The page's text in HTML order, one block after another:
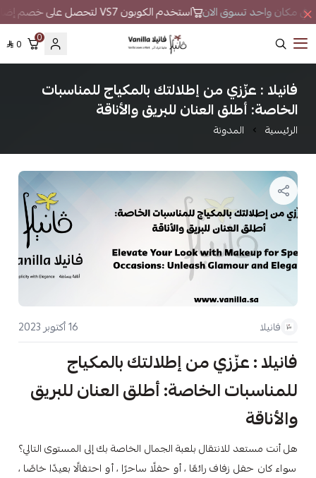
في مكان واحد تسوق الان استخدم الكوبون VS7 لتحصل على خصم إضافي
فانيلا
0
0
فانيلا : عزّزي من إطلالتك بالمكياج للمناسبات
الخاصة: أطلق العنان للبريق والأناقة
الرئيسية المدونة
فانيلا 16 أكتوبر 2023
فانيلا : عزّزي من إطلالتك بالمكياج
للمناسبات الخاصة: أطلق العنان للبريق
والأناقة
هل أنت مستعد للانتقال بلعبة الجمال الخاصة بك إلى المستوى التالي؟
سواء كان حفل زفاف رائعًا ، أو حفلًا ساحرًا ، أو احتفالًا بعيدًا خاصًا ،